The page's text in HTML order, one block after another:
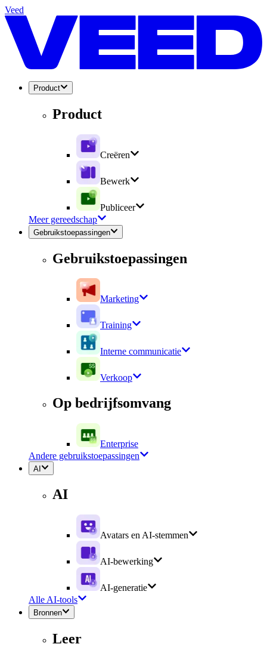
Veed
Product
Product
Creëren
Bewerk
Publiceer
Meer gereedschap
Gebruikstoepassingen
Gebruikstoepassingen
Marketing
Training
Interne communicatie
Verkoop
Op bedrijfsomvang
Enterprise
Andere gebruikstoepassingen
AI
AI
Avatars en AI-stemmen
AI-bewerking
AI-generatie
Alle AI-tools
Bronnen
Leer